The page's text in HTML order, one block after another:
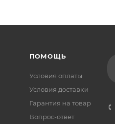
ПОМОЩЬ
Условия оплаты
Условия доставки
Гарантия на товар
Вопрос-ответ